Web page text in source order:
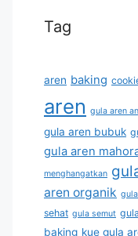
Tag
aren baking
aren gula aren
gula aren bubuk
gula aren
menghangatkan
aren organik
sehat gula semut
baking kue gula